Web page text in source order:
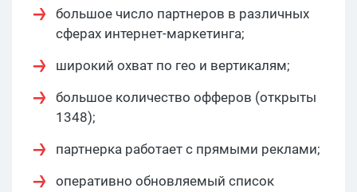
большое число партнеров в различных
сферах интернет-маркетинга;
широкий охват по гео и вертикалям;
большое количество офферов (открыты
1348);
партнерка работает с прямыми реклами;
оперативно обновляемый список